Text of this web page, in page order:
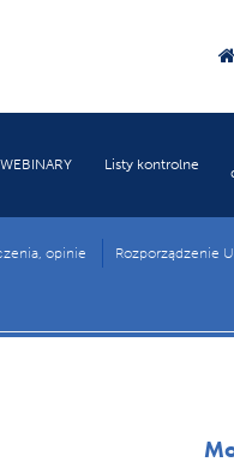
WEBINARY Listy kontrolne
opinie Rozporządzenie